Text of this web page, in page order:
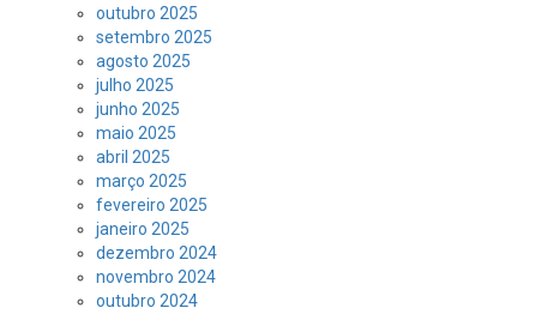
outubro 2025
setembro 2025
agosto 2025
julho 2025
junho 2025
maio 2025
abril 2025
março 2025
fevereiro 2025
janeiro 2025
dezembro 2024
novembro 2024
outubro 2024